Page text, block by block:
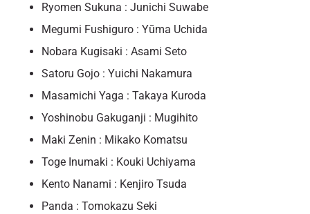
Ryomen Sukuna : Junichi Suwabe
Megumi Fushiguro : Yūma Uchida
Nobara Kugisaki : Asami Seto
Satoru Gojo : Yuichi Nakamura
Masamichi Yaga : Takaya Kuroda
Yoshinobu Gakuganji : Mugihito
Maki Zenin : Mikako Komatsu
Toge Inumaki : Kouki Uchiyama
Kento Nanami : Kenjiro Tsuda
Panda : Tomokazu Seki